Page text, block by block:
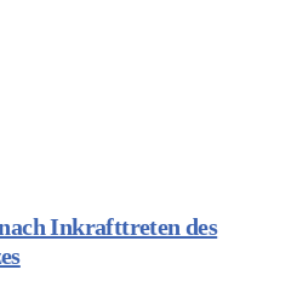
Inkrafttreten des